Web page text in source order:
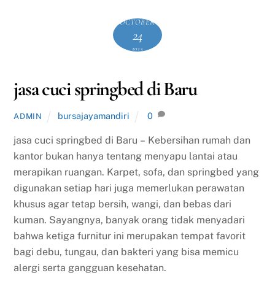
OCTOBER
24
2025
jasa cuci springbed di Baru
ADMIN bursajayamandiri 0
jasa cuci springbed di Baru – Kebersihan rumah dan
kantor bukan hanya tentang menyapu lantai atau
merapikan ruangan. Karpet, sofa, dan springbed yang
digunakan setiap hari juga memerlukan perawatan
khusus agar tetap bersih, wangi, dan bebas dari
kuman. Sayangnya, banyak orang tidak menyadari
bahwa ketiga furnitur ini merupakan tempat favorit
bagi debu, tungau, dan bakteri yang bisa memicu
alergi serta gangguan kesehatan.